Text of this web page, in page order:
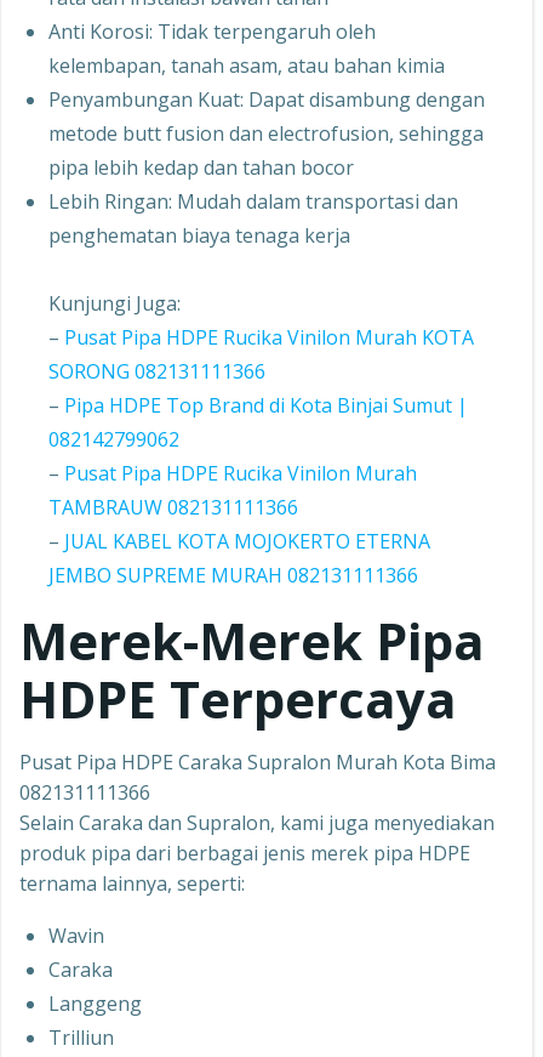
Anti Korosi: Tidak terpengaruh oleh
kelembapan, tanah asam, atau bahan kimia
Penyambungan Kuat: Dapat disambung dengan
metode butt fusion dan electrofusion, sehingga
pipa lebih kedap dan tahan bocor
Lebih Ringan: Mudah dalam transportasi dan
penghematan biaya tenaga kerja
Kunjungi Juga:
– Pusat Pipa HDPE Rucika Vinilon Murah KOTA
SORONG 082131111366
– Pipa HDPE Top Brand di Kota Binjai Sumut |
082142799062
– Pusat Pipa HDPE Rucika Vinilon Murah
TAMBRAUW 082131111366
– JUAL KABEL KOTA MOJOKERTO ETERNA
JEMBO SUPREME MURAH 082131111366
Merek-Merek Pipa
HDPE Terpercaya
Pusat Pipa HDPE Caraka Supralon Murah Kota Bima
082131111366
Selain Caraka dan Supralon, kami juga menyediakan
produk pipa dari berbagai jenis merek pipa HDPE
ternama lainnya, seperti:
Wavin
Caraka
Langgeng
Trilliun